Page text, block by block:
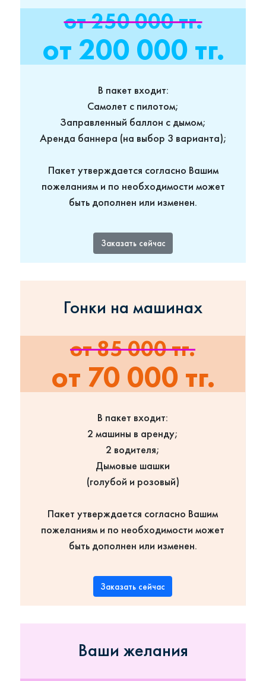
от 250 000 тг.
от 200 000 тг.
В пакет входит:
Самолет с пилотом;
Заправленный баллон с дымом;
Аренда баннера (на выбор 3 варианта);
Пакет утверждается согласно Вашим
пожеланиям и по необходимости может
быть дополнен или изменен.
Заказать сейчас
Гонки на машинах
от 85 000 тг.
от 70 000 тг.
В пакет входит:
2 машины в аренду;
2 водителя;
Дымовые шашки
(голубой и розовый)
Пакет утверждается согласно Вашим
пожеланиям и по необходимости может
быть дополнен или изменен.
Заказать сейчас
Ваши желания